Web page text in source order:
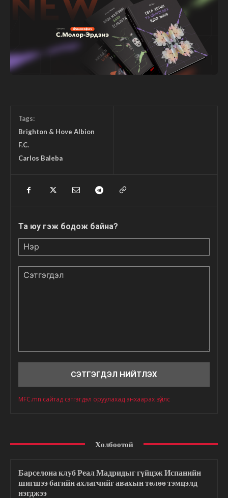
Tags:
Brighton & Hove Albion
F.C.
Carlos Baleba
Та юу гэж бодож байна?
MFC.mn сайтад сэтгэгдэл оруулахад анхаарах зүйлс
Холбоотой
Барселона клуб Реал Мадридыг гүйцэж Испанийн
шигшээ багийн ахлагчийг авахын төлөө тэмцэлд
нэгджээ